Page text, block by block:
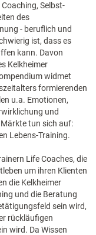
Selbst-
des
- beruflich und
ist, dass es
kann. Davon
Kelkheimer
widmet
formierenden
u.a. Emotionen,
und
tun sich auf:
Lebens-Training.
Life Coaches, die
um ihren Klienten
die Kelkheimer
und die Beratung
sein wird,
rückläufigen
wird. Da Wissen